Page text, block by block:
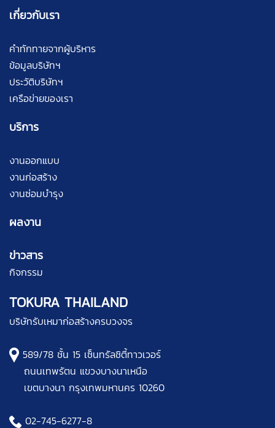
เกี่ยวกับเรา
คำทักทายจากผู้บริหาร
ข้อมูลบริษัทฯ
ประวัติบริษัทฯ
เครือข่ายของเรา
บริการ
งานออกแบบ
งานก่อสร้าง
งานซ่อมบำรุง
ผลงาน
ข่าวสาร
กิจกรรม
TOKURA THAILAND
บริษัทรับเหมาก่อสร้างครบวงจร
589/78 ชั้น 15 เซ็นทรัลชิตี้ทาวเวอร์
ถนนเทพรัตน แขวงบางนาเหนือ
เขตบางนา กรุงเทพมหานคร 10260
02-745-6277-8